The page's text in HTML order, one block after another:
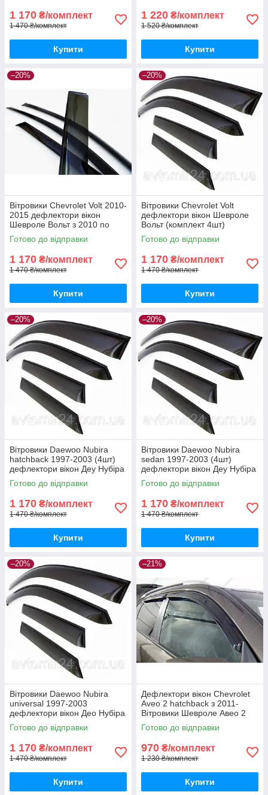
1 170 ₴/комплект
1 470 ₴/комплект
Купити
1 220 ₴/комплект
1 520 ₴/комплект
Купити
–20%
Вітровики Chevrolet Volt 2010-
2015 дефлектори вікон
Шевроле Вольт з 2010 по
2015 (комплект 4шт)
Готово до відправки
1 170 ₴/комплект
1 470 ₴/комплект
Купити
–20%
Вітровики Chevrolet Volt
дефлектори вікон Шевроле
Вольт (комплект 4шт)
Готово до відправки
1 170 ₴/комплект
1 470 ₴/комплект
Купити
–20%
Вітровики Daewoo Nubira
hatchback 1997-2003 (4шт)
дефлектори вікон Деу Нубіра
хетчбек 1997-2003 (комплект
4шт)
Готово до відправки
1 170 ₴/комплект
1 470 ₴/комплект
Купити
–20%
Вітровики Daewoo Nubira
sedan 1997-2003 (4шт)
дефлектори вікон Деу Нубіра
седан 1997-2003 (комплект
4шт)
Готово до відправки
1 170 ₴/комплект
1 470 ₴/комплект
Купити
–20%
Вітровики Daewoo Nubira
universal 1997-2003
дефлектори вікон Део Нубіра
універсал (комплект 4шт)
Готово до відправки
1 170 ₴/комплект
1 470 ₴/комплект
Купити
–21%
Дефлектори вікон Chevrolet
Aveo 2 hatchback з 2011-
Вітровики Шевроле Авео 2
хетчбек дефлектори 4шт з
2011-
Готово до відправки
970 ₴/комплект
1 230 ₴/комплект
Купити